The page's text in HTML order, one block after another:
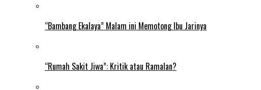
“Bambang Ekalaya” Malam ini Memotong Ibu Jarinya
“Rumah Sakit Jiwa”: Kritik atau Ramalan?